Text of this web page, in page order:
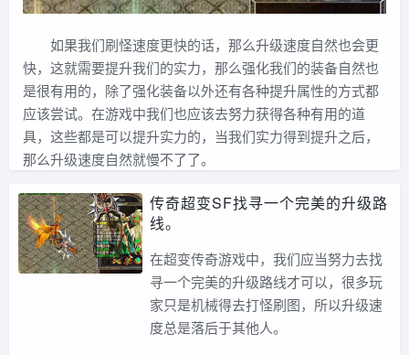
如果我们刷怪速度更快的话，那么升级速度自然也会更
快，这就需要提升我们的实力，那么强化我们的装备自然也
是很有用的，除了强化装备以外还有各种提升属性的方式都
应该尝试。在游戏中我们也应该去努力获得各种有用的道
具，这些都是可以提升实力的，当我们实力得到提升之后，
那么升级速度自然就慢不了了。
传奇超变SF找寻一个完美的升级路
线。
在超变传奇游戏中，我们应当努力去找
寻一个完美的升级路线才可以，很多玩
家只是机械得去打怪刷图，所以升级速
度总是落后于其他人。